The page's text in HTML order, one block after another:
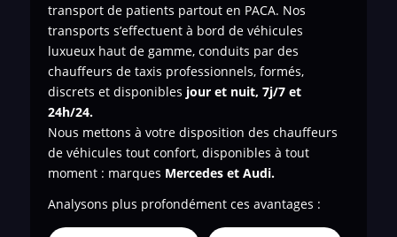
transport de patients partout en PACA. Nos
transports s’effectuent à bord de véhicules
luxueux haut de gamme, conduits par des
chauffeurs de taxis professionnels, formés,
discrets et disponibles jour et nuit, 7j/7 et
24h/24.
Nous mettons à votre disposition des chauffeurs
de véhicules tout confort, disponibles à tout
moment : marques Mercedes et Audi.
Analysons plus profondément ces avantages :